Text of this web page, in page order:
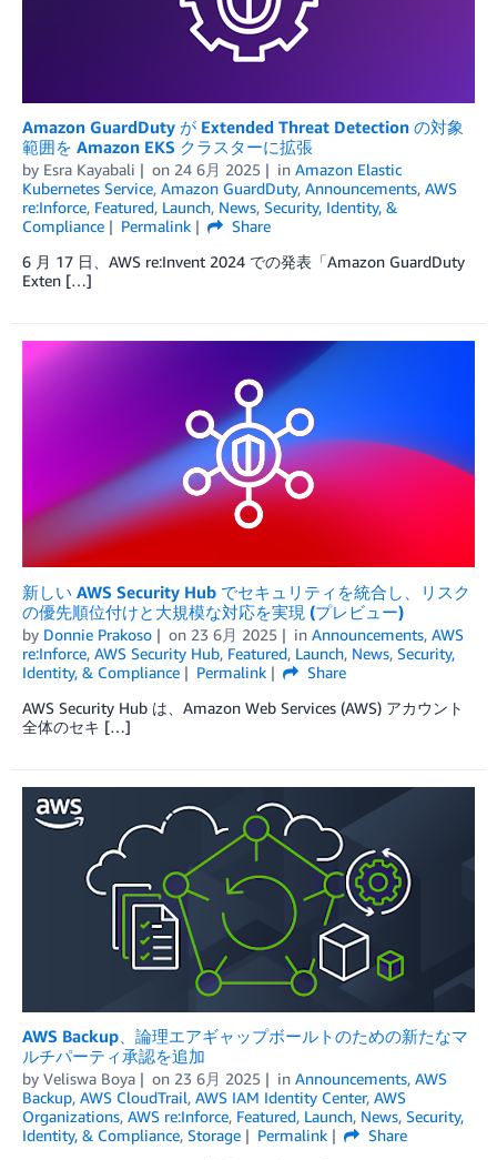
Amazon GuardDuty が Extended Threat Detection の対象
範囲を Amazon EKS クラスターに拡張
by Esra Kayabali on 24 6月 2025 in Amazon Elastic
Kubernetes Service, Amazon GuardDuty, Announcements, AWS
re:Inforce, Featured, Launch, News, Security, Identity, &
Compliance
Permalink
Share
6 月 17 日、AWS re:Invent 2024 での発表「Amazon GuardDuty
Exten […]
新しい AWS Security Hub でセキュリティを統合し、リスク
の優先順位付けと大規模な対応を実現 (プレビュー)
by Donnie Prakoso on 23 6月 2025 in Announcements, AWS
re:Inforce, AWS Security Hub, Featured, Launch, News, Security,
Identity, & Compliance
Permalink
Share
AWS Security Hub は、Amazon Web Services (AWS) アカウント
全体のセキ […]
AWS Backup、論理エアギャップボールトのための新たなマ
ルチパーティ承認を追加
by Veliswa Boya on 23 6月 2025 in Announcements, AWS
Backup, AWS CloudTrail, AWS IAM Identity Center, AWS
Organizations, AWS re:Inforce, Featured, Launch, News, Security,
Identity, & Compliance, Storage Permalink
Share